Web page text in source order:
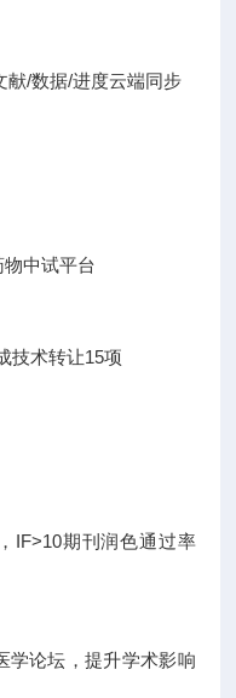
献/数据/进度云端同步
中试平台
技术转让15项
IF>10期刊润色通过率
学论坛，提升学术影响